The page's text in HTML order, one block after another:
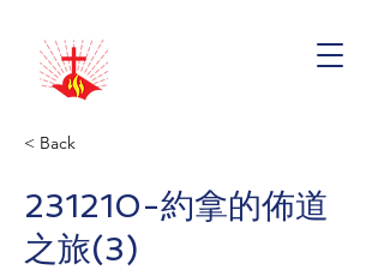
< Back
231210-約拿的佈道
之旅(3)